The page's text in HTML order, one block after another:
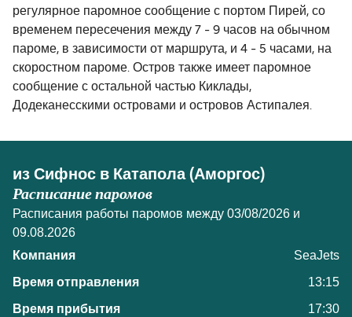
регулярное паромное сообщение с портом Пирей, со
временем пересечения между 7 - 9 часов на обычном
пароме, в зависимости от маршрута, и 4 - 5 часами, на
скоростном пароме. Остров также имеет паромное
сообщение с остальной частью Киклады,
Додеканесскими островами и островов Астипалея.
из Сифнос в Катапола (Аморгос)
Расписание паромов
Расписания работы паромов между 03/08/2026 и
09.08.2026
SeaJets
13:15
17:30